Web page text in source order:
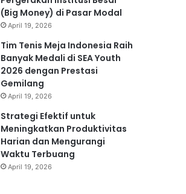
(Big Money) di Pasar Modal
April 19, 2026
Tim Tenis Meja Indonesia Raih
Banyak Medali di SEA Youth
2026 dengan Prestasi
Gemilang
April 19, 2026
Strategi Efektif untuk
Meningkatkan Produktivitas
Harian dan Mengurangi
Waktu Terbuang
April 19, 2026